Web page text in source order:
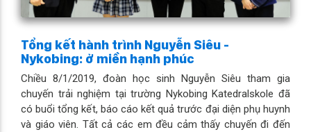
Tổng kết hành trình Nguyễn Siêu -
Nykobing: ở miền hạnh phúc
Chiều 8/1/2019, đoàn học sinh Nguyễn Siêu tham gia
chuyến trải nghiệm tại trường Nykobing Katedralskole đã
có buổi tổng kết, báo cáo kết quả trước đại diện phụ huynh
và giáo viên. Tất cả các em đều cảm thấy chuyến đi đến